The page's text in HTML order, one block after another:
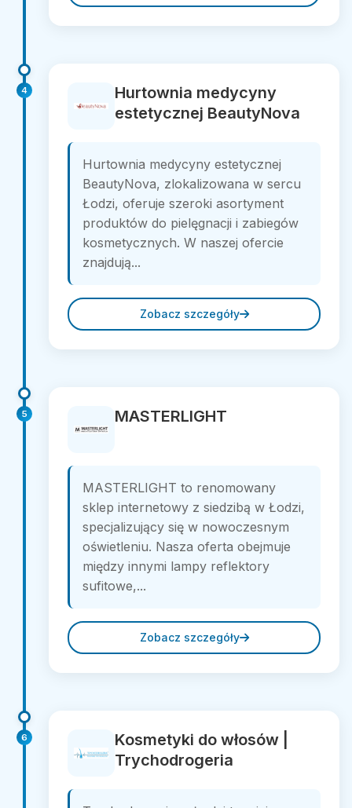
4
Hurtownia medycyny
estetycznej BeautyNova
Hurtownia medycyny estetycznej
BeautyNova, zlokalizowana w sercu
Łodzi, oferuje szeroki asortyment
produktów do pielęgnacji i zabiegów
kosmetycznych. W naszej ofercie
znajdują...
Zobacz szczegóły
5 MASTERLIGHT
MASTERLIGHT to renomowany
sklep internetowy z siedzibą w Łodzi,
specjalizujący się w nowoczesnym
oświetleniu. Nasza oferta obejmuje
między innymi lampy reflektory
sufitowe,...
Zobacz szczegóły
6
Kosmetyki do włosów |
Trychodrogeria